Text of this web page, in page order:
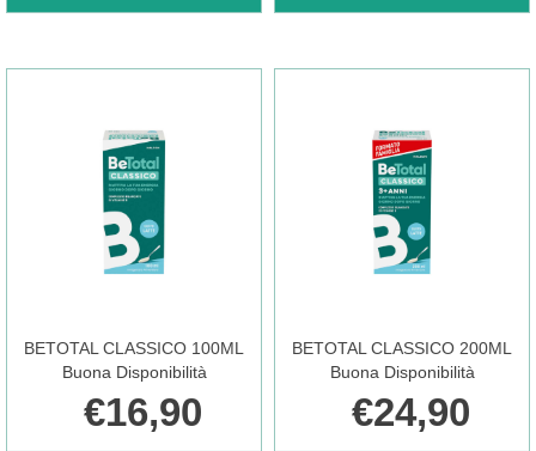
20CPR AL
BETOTAL CLASSICO 100ML
Buona Disponibilità
€16,90
BETOTAL CLASSICO 200ML
Buona Disponibilità
€24,90